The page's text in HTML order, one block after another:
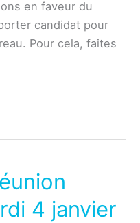
en faveur du
candidat pour
Pour cela, faites
4 janvier